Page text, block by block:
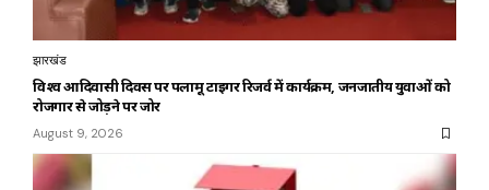
झारखंड
विश्व आदिवासी दिवस पर पलामू टाइगर रिजर्व में कार्यक्रम, जनजातीय युवाओं को
रोजगार से जोड़ने पर जोर
August 9, 2026